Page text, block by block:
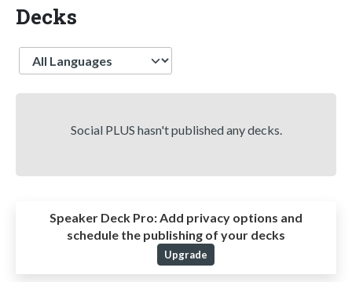
Decks
Language
Social PLUS hasn't published any decks.
Speaker Deck Pro:Add privacy options and
schedule the publishing of your decks
Upgrade